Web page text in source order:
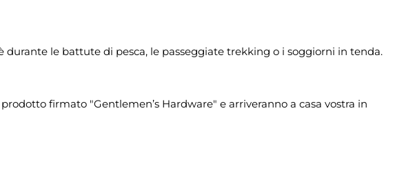
le battute di pesca, le passeggiate trekking o i soggiorni in tenda.
firmato "Gentlemen’s Hardware" e arriveranno a casa vostra in